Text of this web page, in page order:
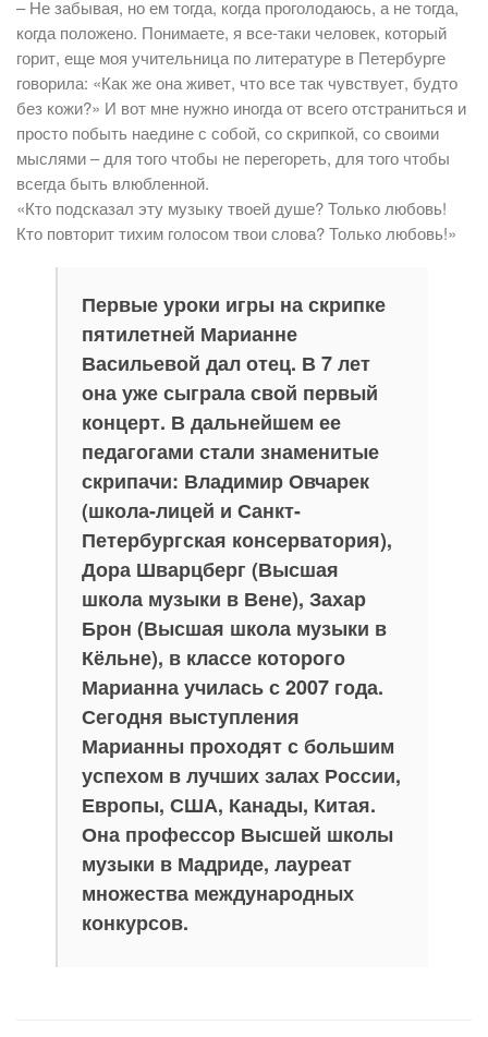
– Не забывая, но ем тогда, когда проголодаюсь, а не тогда,
когда положено. Понимаете, я все-таки человек, который
горит, еще моя учительница по литературе в Петербурге
говорила: «Как же она живет, что все так чувствует, будто
без кожи?» И вот мне нужно иногда от всего отстраниться и
просто побыть наедине с собой, со скрипкой, со своими
мыслями – для того чтобы не перегореть, для того чтобы
всегда быть влюбленной.
«Кто подсказал эту музыку твоей душе? Только любовь!
Кто повторит тихим голосом твои слова? Только любовь!»
Первые уроки игры на скрипке
пятилетней Марианне
Васильевой дал отец. В 7 лет
она уже сыграла свой первый
концерт. В дальнейшем ее
педагогами стали знаменитые
скрипачи: Владимир Овчарек
(школа-лицей и Санкт-
Петербургская консерватория),
Дора Шварцберг (Высшая
школа музыки в Вене), Захар
Брон (Высшая школа музыки в
Кёльне), в классе которого
Марианна училась с 2007 года.
Сегодня выступления
Марианны проходят с большим
успехом в лучших залах России,
Европы, США, Канады, Китая.
Она профессор Высшей школы
музыки в Мадриде, лауреат
множества международных
конкурсов.